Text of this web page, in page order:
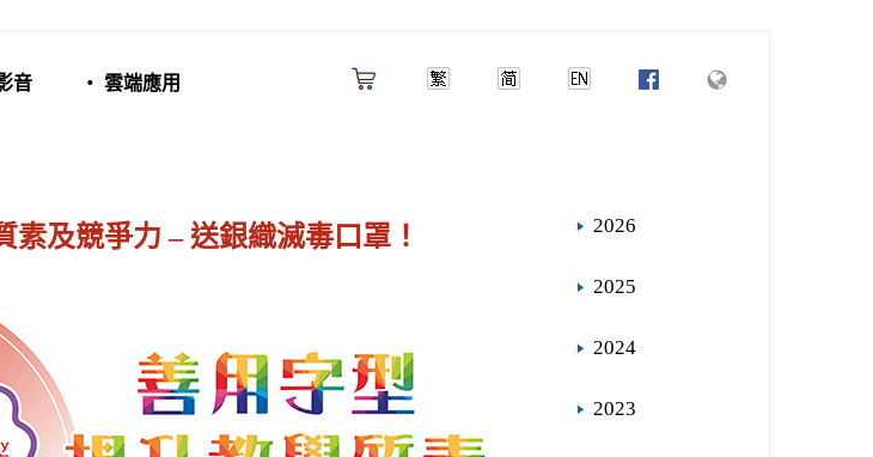
音 ‧ 雲端應用
及競爭力 – 送銀織滅毒口罩！ 2026
2025
2024
2023